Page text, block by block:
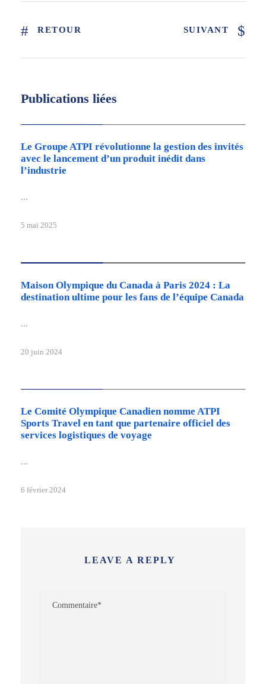
RETOUR SUIVANT
Publications liées
Le Groupe ATPI révolutionne la gestion des invités
avec le lancement d’un produit inédit dans
l’industrie
...
5 mai 2025
Maison Olympique du Canada à Paris 2024 : La
destination ultime pour les fans de l’équipe Canada
...
20 juin 2024
Le Comité Olympique Canadien nomme ATPI
Sports Travel en tant que partenaire officiel des
services logistiques de voyage
...
6 février 2024
LEAVE A REPLY